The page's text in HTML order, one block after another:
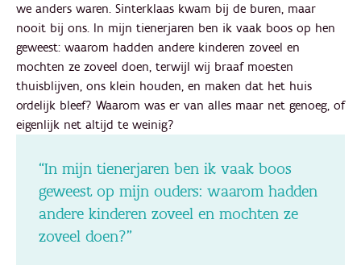
we anders waren. Sinterklaas kwam bij de buren, maar
nooit bij ons. In mijn tienerjaren ben ik vaak boos op hen
geweest: waarom hadden andere kinderen zoveel en
mochten ze zoveel doen, terwijl wij braaf moesten
thuisblijven, ons klein houden, en maken dat het huis
ordelijk bleef? Waarom was er van alles maar net genoeg, of
eigenlijk net altijd te weinig?
“In mijn tienerjaren ben ik vaak boos
geweest op mijn ouders: waarom hadden
andere kinderen zoveel en mochten ze
zoveel doen?”